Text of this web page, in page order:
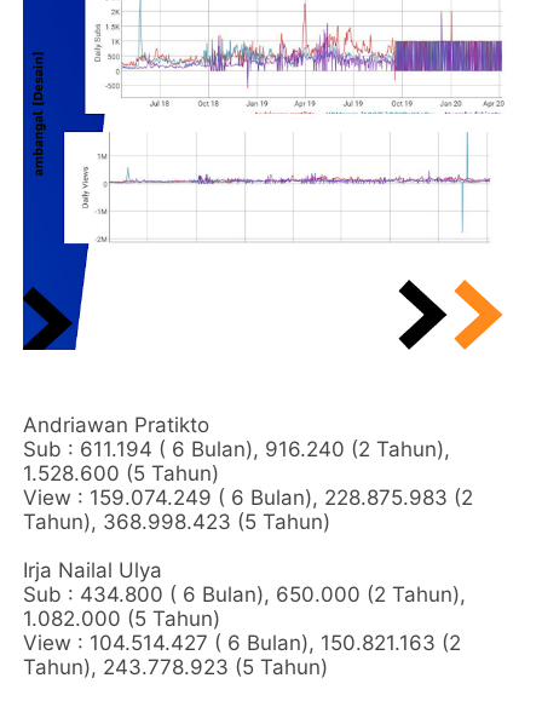
Andriawan Pratikto
Sub : 611.194 ( 6 Bulan), 916.240 (2 Tahun),
1.528.600 (5 Tahun)
View : 159.074.249 ( 6 Bulan), 228.875.983 (2
Tahun), 368.998.423 (5 Tahun)
Irja Nailal Ulya
Sub : 434.800 ( 6 Bulan), 650.000 (2 Tahun),
1.082.000 (5 Tahun)
View : 104.514.427 ( 6 Bulan), 150.821.163 (2
Tahun), 243.778.923 (5 Tahun)